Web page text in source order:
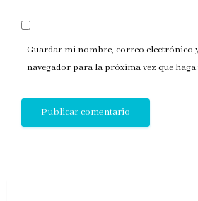
Guardar mi nombre, correo electrónico
navegador para la próxima vez que